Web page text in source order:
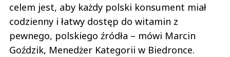
celem jest, aby każdy polski konsument miał
codzienny i łatwy dostęp do witamin z
pewnego, polskiego źródła – mówi Marcin
Goździk, Menedżer Kategorii w Biedronce.